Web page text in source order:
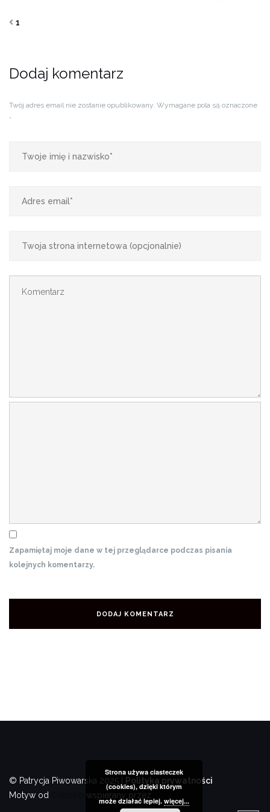
1
Dodaj komentarz
Twój adres email nie zostanie opublikowany. Wymagane pola są oznaczone
*
Zapamiętaj moje dane w tej przeglądarce podczas pisania
kolejnych komentarzy.
© Patrycja Piwowarska 2025 | Polityka prywatności
Motyw od
wspierany przez
Strona używa ciasteczek
(cookies), dzięki którym
może działać lepiej. więcej...